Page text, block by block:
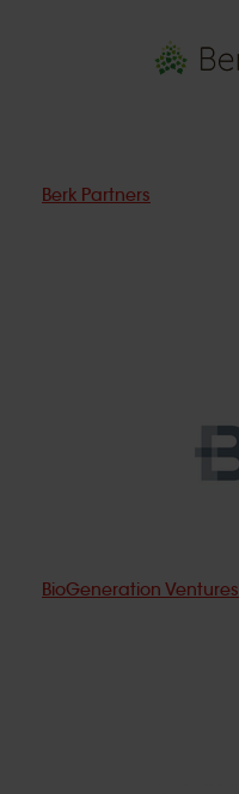
Berk Partners
BioGeneration Ventures